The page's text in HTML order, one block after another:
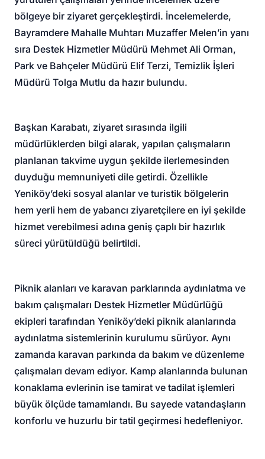
bölgeye bir ziyaret gerçekleştirdi. İncelemelerde,
Bayramdere Mahalle Muhtarı Muzaffer Melen’in yanı
sıra Destek Hizmetler Müdürü Mehmet Ali Orman,
Park ve Bahçeler Müdürü Elif Terzi, Temizlik İşleri
Müdürü Tolga Mutlu da hazır bulundu.
Başkan Karabatı, ziyaret sırasında ilgili
müdürlüklerden bilgi alarak, yapılan çalışmaların
planlanan takvime uygun şekilde ilerlemesinden
duyduğu memnuniyeti dile getirdi. Özellikle
Yeniköy’deki sosyal alanlar ve turistik bölgelerin
hem yerli hem de yabancı ziyaretçilere en iyi şekilde
hizmet verebilmesi adına geniş çaplı bir hazırlık
süreci yürütüldüğü belirtildi.
Piknik alanları ve karavan parklarında aydınlatma ve
bakım çalışmaları Destek Hizmetler Müdürlüğü
ekipleri tarafından Yeniköy’deki piknik alanlarında
aydınlatma sistemlerinin kurulumu sürüyor. Aynı
zamanda karavan parkında da bakım ve düzenleme
çalışmaları devam ediyor. Kamp alanlarında bulunan
konaklama evlerinin ise tamirat ve tadilat işlemleri
büyük ölçüde tamamlandı. Bu sayede vatandaşların
konforlu ve huzurlu bir tatil geçirmesi hedefleniyor.